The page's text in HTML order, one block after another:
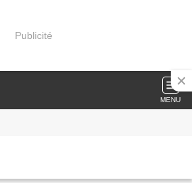
Publicité
MENU